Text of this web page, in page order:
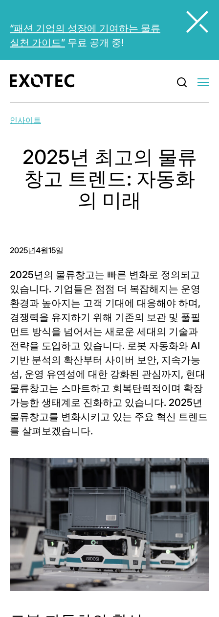
“패션 기업의 성장에 기여하는 물류
실천 가이드” 무료 공개 중!
인사이트
2025년 최고의 물류
창고 트렌드: 자동화
의 미래
2025년4월15일
2025년의 물류창고는 빠른 변화로 정의되고
있습니다. 기업들은 점점 더 복잡해지는 운영
환경과 높아지는 고객 기대에 대응해야 하며,
경쟁력을 유지하기 위해 기존의 보관 및 풀필
먼트 방식을 넘어서는 새로운 세대의 기술과
전략을 도입하고 있습니다. 로봇 자동화와 AI
기반 분석의 확산부터 사이버 보안, 지속가능
성, 운영 유연성에 대한 강화된 관심까지, 현대
물류창고는 스마트하고 회복탄력적이며 확장
가능한 생태계로 진화하고 있습니다. 2025년
물류창고를 변화시키고 있는 주요 혁신 트렌드
를 살펴보겠습니다.